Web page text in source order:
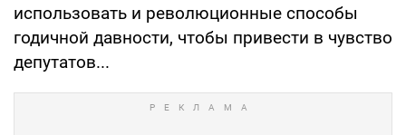
использовать и революционные способы
годичной давности, чтобы привести в чувство
депутатов...